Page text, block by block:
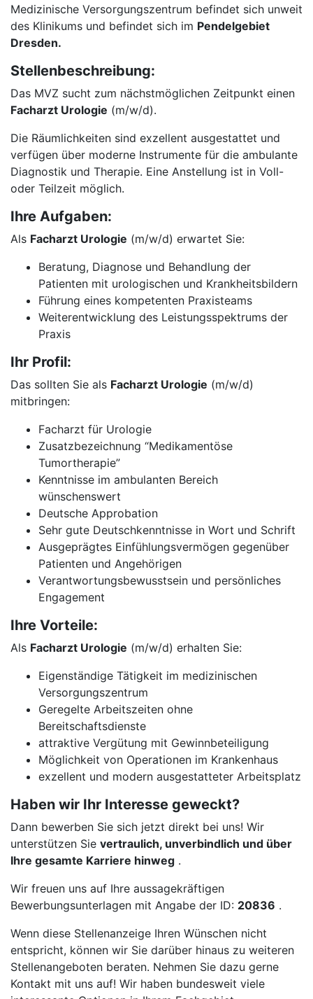
Medizinische Versorgungszentrum befindet sich unweit
des Klinikums und befindet sich im Pendelgebiet
Dresden.
Stellenbeschreibung:
Das MVZ sucht zum nächstmöglichen Zeitpunkt einen
Facharzt Urologie (m/w/d).
Die Räumlichkeiten sind exzellent ausgestattet und
verfügen über moderne Instrumente für die ambulante
Diagnostik und Therapie. Eine Anstellung ist in Voll-
oder Teilzeit möglich.
Ihre Aufgaben:
Als Facharzt Urologie (m/w/d) erwartet Sie:
Beratung, Diagnose und Behandlung der
Patienten mit urologischen und Krankheitsbildern
Führung eines kompetenten Praxisteams
Weiterentwicklung des Leistungsspektrums der
Praxis
Ihr Profil:
Das sollten Sie als Facharzt Urologie (m/w/d)
mitbringen:
Facharzt für Urologie
Zusatzbezeichnung “Medikamentöse
Tumortherapie”
Kenntnisse im ambulanten Bereich
wünschenswert
Deutsche Approbation
Sehr gute Deutschkenntnisse in Wort und Schrift
Ausgeprägtes Einfühlungsvermögen gegenüber
Patienten und Angehörigen
Verantwortungsbewusstsein und persönliches
Engagement
Ihre Vorteile:
Als Facharzt Urologie (m/w/d) erhalten Sie:
Eigenständige Tätigkeit im medizinischen
Versorgungszentrum
Geregelte Arbeitszeiten ohne
Bereitschaftsdienste
attraktive Vergütung mit Gewinnbeteiligung
Möglichkeit von Operationen im Krankenhaus
exzellent und modern ausgestatteter Arbeitsplatz
Haben wir Ihr Interesse geweckt?
Dann bewerben Sie sich jetzt direkt bei uns! Wir
unterstützen Sie vertraulich, unverbindlich und über
Ihre gesamte Karriere hinweg .
Wir freuen uns auf Ihre aussagekräftigen
Bewerbungsunterlagen mit Angabe der ID: 20836 .
Wenn diese Stellenanzeige Ihren Wünschen nicht
entspricht, können wir Sie darüber hinaus zu weiteren
Stellenangeboten beraten. Nehmen Sie dazu gerne
Kontakt mit uns auf! Wir haben bundesweit viele